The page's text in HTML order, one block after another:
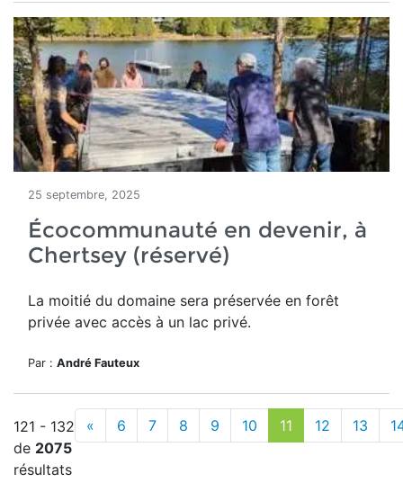
25 septembre, 2025
Écocommunauté en devenir, à
Chertsey (réservé)
La moitié du domaine sera préservée en forêt
privée avec accès à un lac privé.
Par : André Fauteux
121 - 132
de 2075
résultats
« 6 7 8 9 10 11 12 13